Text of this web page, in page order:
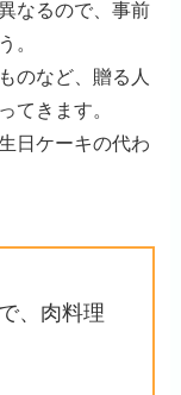
なるので、事前
。
のなど、贈る人
てきます。
日ケーキの代わ
、肉料理